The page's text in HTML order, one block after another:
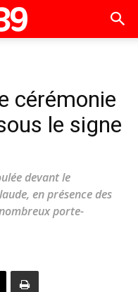
cérémonie
le signe
devant le
en présence des
porte-